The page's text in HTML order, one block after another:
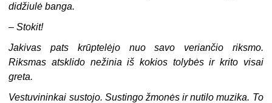
didžiulė banga.
–Stokit!
Jakivas pats krūptelėjo nuo savo veriančio riksmo.
Riksmas atsklido nežinia iš kokios tolybės ir krito visai
greta.
Vestuvininkai sustojo. Sustingo žmonės ir nutilo muzika. To